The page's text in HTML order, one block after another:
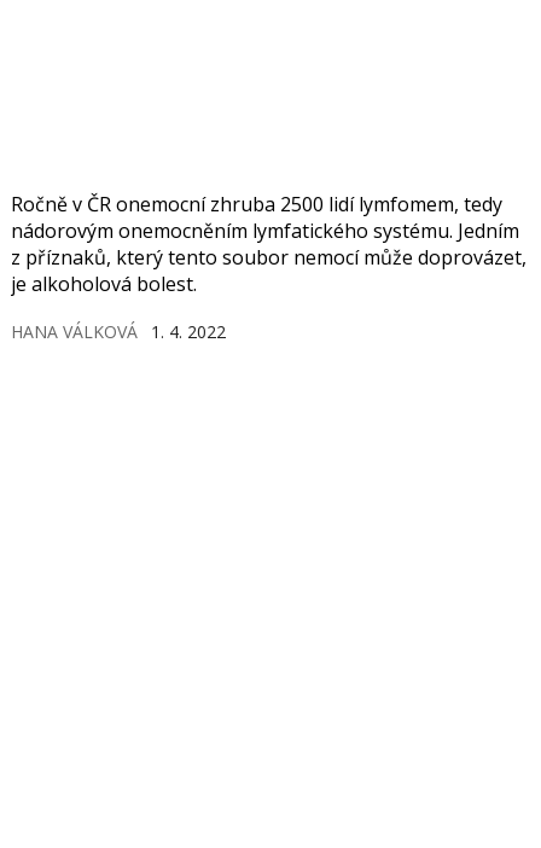
Ročně v ČR onemocní zhruba 2500 lidí lymfomem, tedy
nádorovým onemocněním lymfatického systému. Jedním
z příznaků, který tento soubor nemocí může doprovázet,
je alkoholová bolest.
HANA VÁLKOVÁ 1. 4. 2022